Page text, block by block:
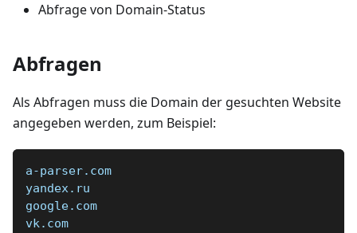
Abfrage von Domain-Status
Abfragen
Als Abfragen muss die Domain der gesuchten Website
angegeben werden, zum Beispiel:
a-parser.com
yandex.ru
google.com
vk.com